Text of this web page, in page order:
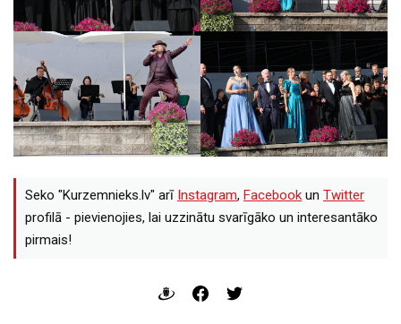
Seko "Kurzemnieks.lv" arī Instagram, Facebook un Twitter
profilā - pievienojies, lai uzzinātu svarīgāko un interesantāko
pirmais!